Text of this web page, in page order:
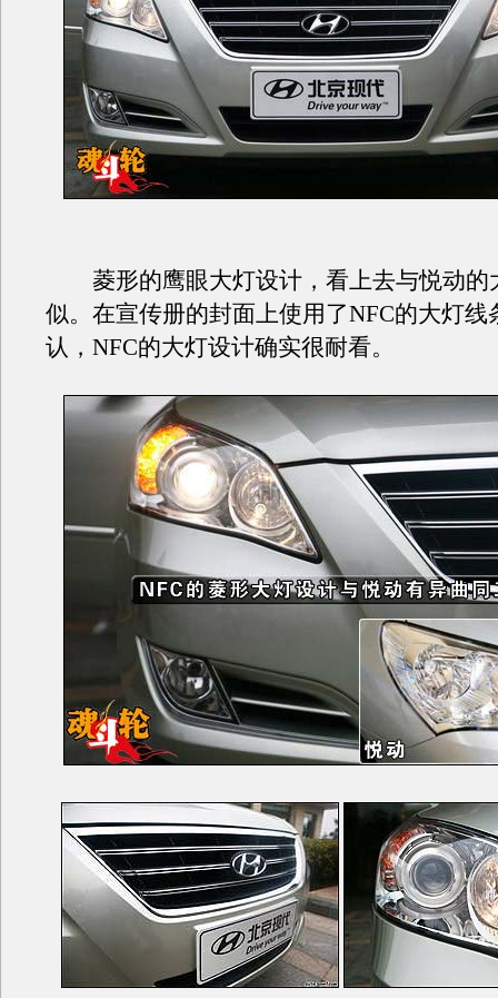
菱形的鹰眼大灯设计，看上去与悦动的
似。在宣传册的封面上使用了NFC的大灯线
认，NFC的大灯设计确实很耐看。